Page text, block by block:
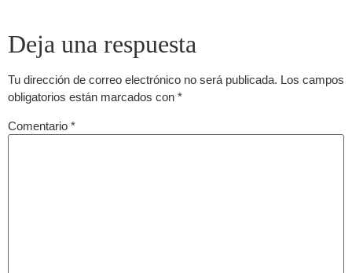
Deja una respuesta
Tu dirección de correo electrónico no será publicada. Los campos
obligatorios están marcados con *
Comentario *